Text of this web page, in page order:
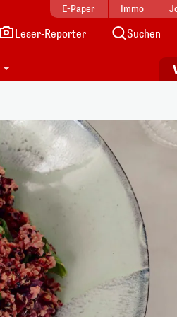
E-Paper Immo
Leser-Reporter Suchen